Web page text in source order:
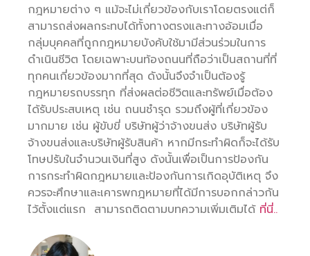
กฎหมายต่าง ๆ แม้จะไม่เกี่ยวข้องกับเราโดยตรงแต่ก็
สามารถส่งผลกระทบได้ทั้งทางตรงและทางอ้อมเมื่อ
กลุ่มบุคคลที่ถูกกฎหมายบังคับใช้มามีส่วนร่วมในการ
ดำเนินชีวิต โดยเฉพาะบนท้องถนนที่ถือว่าเป็นสถานที่ที่
ทุกคนเกี่ยวข้องมากที่สุด ดังนั้นจึงจำเป็นต้องรู้
กฎหมายรถบรรทุก ที่ส่งผลต่อชีวิตและทรัพย์เมื่อต้อง
ได้รับประสบเหตุ เช่น ถนนชำรุด รวมถึงผู้ที่เกี่ยวข้อง
มากมาย เช่น ผู้ขับขี่ บริษัทผู้ว่าจ้างขนส่ง บริษัทผู้รับ
จ้างขนส่งและบริษัทผู้รับสินค้า หากมีกระทำผิดก็จะได้รับ
โทษปรับในจำนวนเงินที่สูง ดังนั้นเพื่อเป็นการป้องกัน
การกระทำผิดกฎหมายและป้องกันการเกิดอุบัติเหตุ จึง
ควรจะศึกษาและเคารพกฎหมายที่ได้มีการบอกกล่าวกัน
ไว้ตั้งแต่แรก สามารถติดตามบทความเพิ่มเติมได้ ที่นี่..